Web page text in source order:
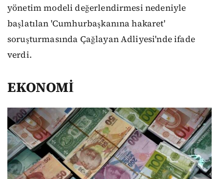
yönetim modeli değerlendirmesi nedeniyle
başlatılan 'Cumhurbaşkanına hakaret'
soruşturmasında Çağlayan Adliyesi'nde ifade
verdi.
EKONOMİ